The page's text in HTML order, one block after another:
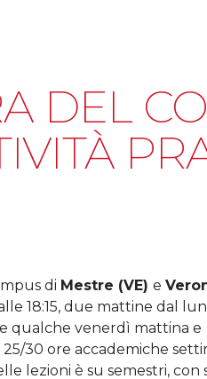
DEL
di Mestre (VE)e
18:15, due mattine dal
qualche venerdì mattina e
30 ore accademiche
lezioni è su semestri, con